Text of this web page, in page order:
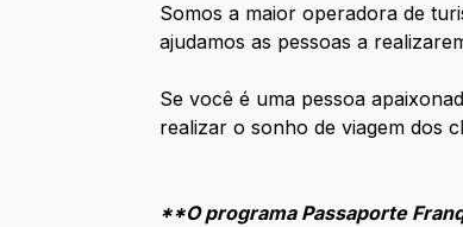
Somos a maior operadora de
ajudamos as pessoas a
Se você é uma pessoa
realizar o sonho de viagem dos
**O programa Passaporte